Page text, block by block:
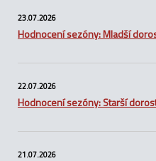
23.07.2026
Hodnocení sezóny: Mladší
22.07.2026
Hodnocení sezóny: Starší
21.07.2026